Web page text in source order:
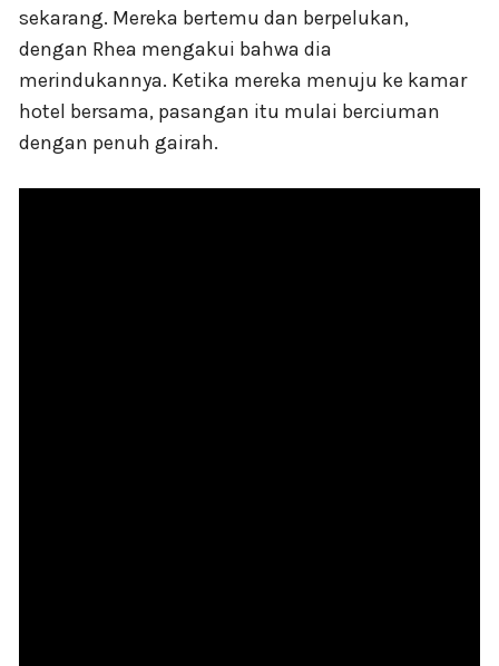
sekarang. Mereka bertemu dan berpelukan,
dengan Rhea mengakui bahwa dia
merindukannya. Ketika mereka menuju ke kamar
hotel bersama, pasangan itu mulai berciuman
dengan penuh gairah.